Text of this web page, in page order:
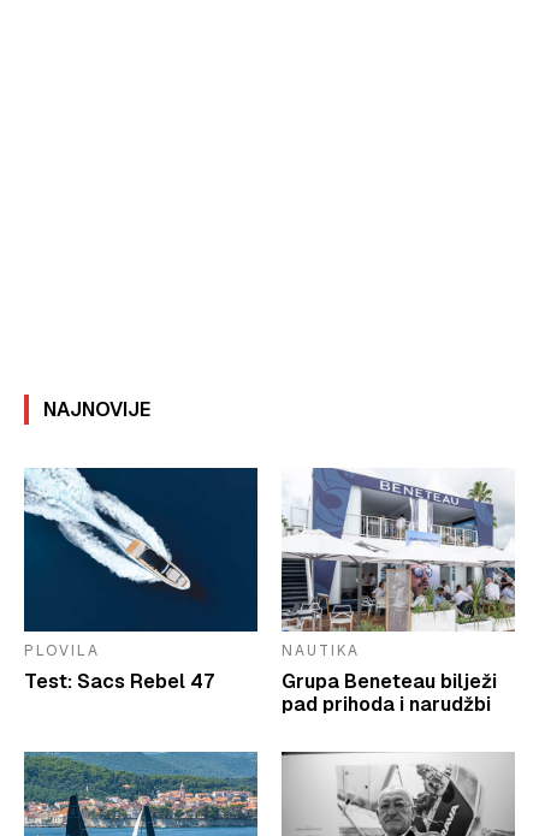
NAJNOVIJE
PLOVILA
Test: Sacs Rebel 47
NAUTIKA
Grupa Beneteau bilježi
pad prihoda i narudžbi